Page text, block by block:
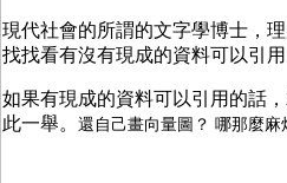
現代社會的所謂的文字學博士，
找找看有沒有現成的資料可以引用
如果有現成的資料可以引用的話
此一舉。 還自己畫向量圖？ 哪那麼麻